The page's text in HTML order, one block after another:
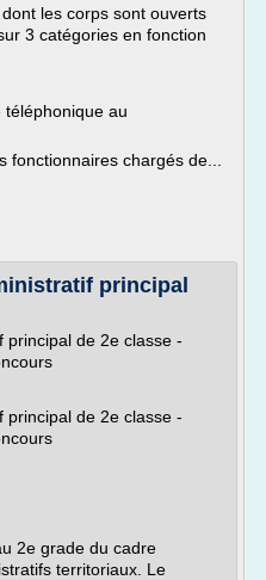
les corps sont ouverts
3 catégories en fonction
au
fonctionnaires chargés de...
principal
principal de 2e classe -
principal de 2e classe -
2e grade du cadre
territoriaux. Le